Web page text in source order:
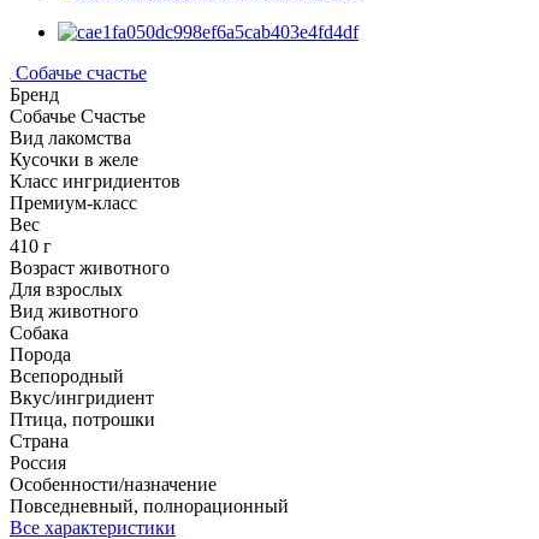
Собачье счастье
Бренд
Собачье Счастье
Вид лакомства
Кусочки в желе
Класс ингридиентов
Премиум-класс
Вес
410 г
Возраст животного
Для взрослых
Вид животного
Собака
Порода
Всепородный
Вкус/ингридиент
Птица, потрошки
Страна
Россия
Особенности/назначение
Повседневный, полнорационный
Все характеристики